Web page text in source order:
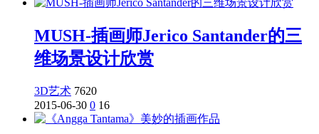
MUSH-插画师Jerico Santander的三
维场景设计欣赏
3D艺术 7620
2015-06-30 0 16